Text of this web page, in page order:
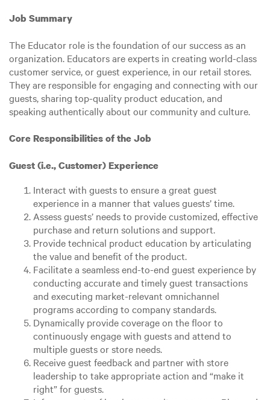
Job Summary
The Educator role is the foundation of our success as an
organization. Educators are experts in creating world-class
customer service, or guest experience, in our retail stores.
They are responsible for engaging and connecting with our
guests, sharing top-quality product education, and
speaking authentically about our community and culture.
Core Responsibilities of the Job
Guest (i.e., Customer) Experience
Interact with guests to ensure a great guest
experience in a manner that values guests’ time.
Assess guests’ needs to provide customized, effective
purchase and return solutions and support.
Provide technical product education by articulating
the value and benefit of the product.
Facilitate a seamless end-to-end guest experience by
conducting accurate and timely guest transactions
and executing market-relevant omnichannel
programs according to company standards.
Dynamically provide coverage on the floor to
continuously engage with guests and attend to
multiple guests or store needs.
Receive guest feedback and partner with store
leadership to take appropriate action and “make it
right” for guests.